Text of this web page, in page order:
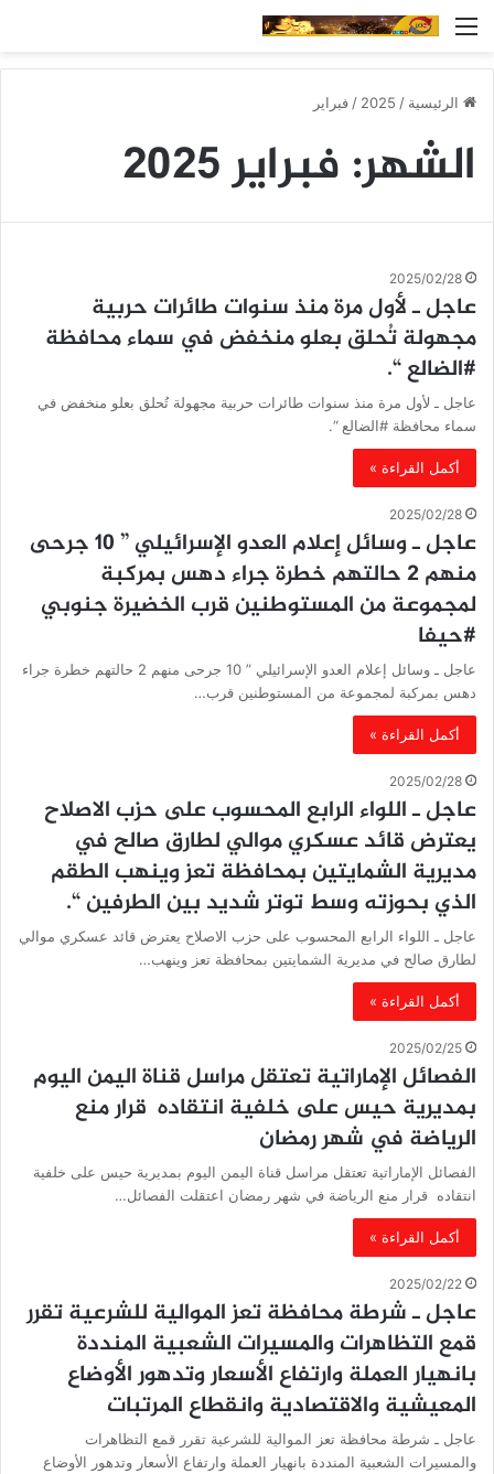
القائمة
الرئيسية /
2025
/ فبراير
الشهر: فبراير 2025
2025/02/28
عاجل ـ لأول مرة منذ سنوات طائرات حربية
مجهولة تُحلق بعلو منخفض في سماء محافظة
#الضالع “.
عاجل ـ لأول مرة منذ سنوات طائرات حربية مجهولة تُحلق بعلو منخفض في
سماء محافظة #الضالع “.
أكمل القراءة »
2025/02/28
عاجل ـ وسائل إعلام العدو الإسرائيلي ” 10 جرحى
منهم 2 حالتهم خطرة جراء دهس بمركبة
لمجموعة من المستوطنين قرب الخضيرة جنوبي
#حيفا
عاجل ـ وسائل إعلام العدو الإسرائيلي ” 10 جرحى منهم 2 حالتهم خطرة جراء
دهس بمركبة لمجموعة من المستوطنين قرب…
أكمل القراءة »
2025/02/28
عاجل ـ اللواء الرابع المحسوب على حزب الاصلاح
يعترض قائد عسكري موالي لطارق صالح في
مديرية الشمايتين بمحافظة تعز وينهب الطقم
الذي بحوزته وسط توتر شديد بين الطرفين “.
عاجل ـ اللواء الرابع المحسوب على حزب الاصلاح يعترض قائد عسكري موالي
لطارق صالح في مديرية الشمايتين بمحافظة تعز وينهب…
أكمل القراءة »
2025/02/25
الفصائل الإماراتية تعتقل مراسل قناة اليمن اليوم
بمديرية حيس على خلفية انتقاده قرار منع
الرياضة في شهر رمضان
الفصائل الإماراتية تعتقل مراسل قناة اليمن اليوم بمديرية حيس على خلفية
انتقاده قرار منع الرياضة في شهر رمضان اعتقلت الفصائل…
أكمل القراءة »
2025/02/22
عاجل ـ شرطة محافظة تعز الموالية للشرعية تقرر
قمع التظاهرات والمسيرات الشعبية المنددة
بانهيار العملة وارتفاع الأسعار وتدهور الأوضاع
المعيشية والاقتصادية وانقطاع المرتبات
عاجل ـ شرطة محافظة تعز الموالية للشرعية تقرر قمع التظاهرات
والمسيرات الشعبية المنددة بانهيار العملة وارتفاع الأسعار وتدهور الأوضاع